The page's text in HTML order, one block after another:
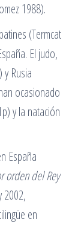
1988).
(Termcat
El judo,
y Rusia
ocasionado
y la natación
España
orden del Rey
2002,
en